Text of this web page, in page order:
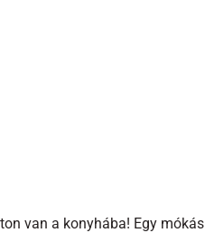
van a konyhába! Egy mókás